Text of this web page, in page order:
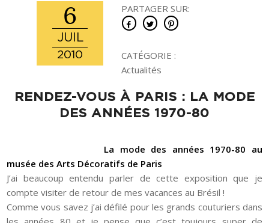
6
JUIL
2010
PARTAGER SUR:
CATÉGORIE :
Actualités
RENDEZ-VOUS À PARIS : LA MODE
DES ANNÉES 1970-80
La mode des années 1970-80 au
musée des Arts Décoratifs de Paris
J’ai beaucoup entendu parler de cette exposition que je
compte visiter de retour de mes vacances au Brésil !
Comme vous savez j’ai défilé pour les grands couturiers dans